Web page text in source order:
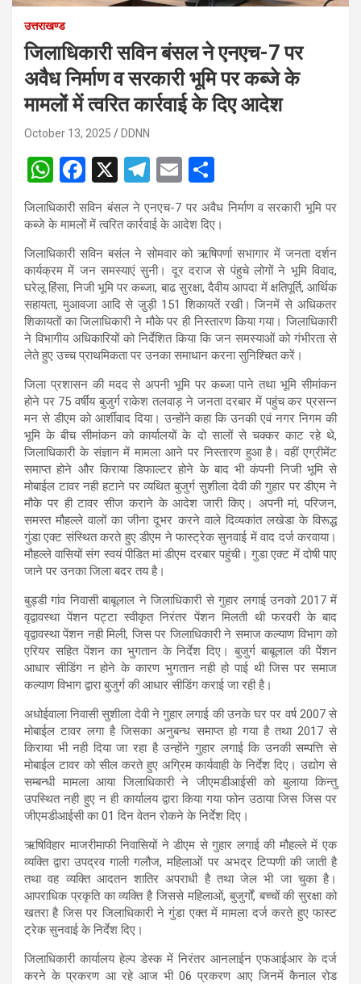
उत्तराखण्ड
जिलाधिकारी सविन बंसल ने एनएच-7 पर
अवैध निर्माण व सरकारी भूमि पर कब्जे के
मामलों में त्वरित कार्रवाई के दिए आदेश
October 13, 2025 DDNN
W
h
at
s
A
p
p
F
a
ce
b
o
o
k
X
T
el
e
gr
a
m
E
m
ail
h
ar
e
जिलाधिकारी सविन बंसल ने एनएच-7 पर अवैध निर्माण व सरकारी भूमि पर
कब्जे के मामलों में त्वरित कार्रवाई के आदेश दिए।
जिलाधिकारी सविन बसंल ने सोमवार को ऋषिपर्णा सभागार में जनता दर्शन
कार्यक्रम में जन समस्याएं सुनी। दूर दराज से पंहुचे लोगों ने भूमि विवाद,
घरेलू हिंसा, निजी भूमि पर कब्जा, बाढ सुरक्षा, दैवीय आपदा में क्षतिपूर्ति, आर्थिक
सहायता, मुआवजा आदि से जु़ड़ी 151 शिकायतें रखी। जिनमें से अधिकतर
शिकायतों का जिलाधिकारी ने मौके पर ही निस्तारण किया गया। जिलाधिकारी
ने विभागीय अधिकारियों को निर्देशित किया कि जन समस्याओं को गंभीरता से
लेते हुए उच्च प्राथमिकता पर उनका समाधान करना सुनिश्चित करें।
जिला प्रशासन की मदद से अपनी भूमि पर कब्जा पाने तथा भूमि सीमांकन
होने पर 75 वर्षीय बुजुर्ग राकेश तलवाड़ ने जनता दरबार में पहुंच कर प्रसन्न
मन से डीएम को आर्शीवाद दिया। उन्होंने कहा कि उनकी एवं नगर निगम की
भूमि के बीच सीमांकन को कार्यालयों के दो सालों से चक्कर काट रहे थे,
जिलाधिकारी के संज्ञान में मामला आने पर निस्तारण हुआ है। वहीं एग्रीमेंट
समाप्त होने और किराया डिफाल्टर होने के बाद भी कंपनी निजी भूमि से
मोबाईल टावर नही हटाने पर व्यथित बुजुर्ग सुशीला देवी की गुहार पर डीएम ने
मौके पर ही टावर सीज कराने के आदेश जारी किए। अपनी मां, परिजन,
समस्त मौहल्ले वालों का जीना दूभर करने वाले दिव्यकांत लखेडा के विरूद्ध
गुंडा एक्ट संस्थित करते हुए डीएम ने फास्ट्रेक सुनवाई में वाद दर्ज करवाया।
मौहल्ले वासियों संग स्वयं पीडित मां डीएम दरबार पहुंची। गुडा एक्ट में दोषी पाए
जाने पर उनका जिला बदर तय है।
बुड्डी गांव निवासी बाबूलाल ने जिलाधिकारी से गुहार लगाई उनको 2017 में
वृद्वावस्था पेंशन पट्टा स्वीकृत निरंतर पेंशन मिलती थी फरवरी के बाद
वृद्वावस्था पेंशन नही मिली, जिस पर जिलाधिकारी ने समाज कल्याण विभाग को
एरियर सहित पेंशन का भुगतान के निर्देश दिए। बुजुर्ग बाबूलाल की पेेंशन
आधार सीडिंग न होने के कारण भुगतान नही हो पाई थी जिस पर समाज
कल्याण विभाग द्वारा बुजुर्ग की आधार सीडिंग कराई जा रही है।
अधोईवाला निवासी सुशीला देवी ने गुहार लगाई की उनके घर पर वर्ष 2007 से
मोबाईल टावर लगा है जिसका अनुबन्ध समाप्त हो गया है तथा 2017 से
किराया भी नही दिया जा रहा है उन्होंने गुहार लगाई कि उनकी सम्पत्ति से
मोबाईल टावर को सील करते हुए अग्रिम कार्यवाही के निर्देश दिए। उद्योग से
सम्बन्धी मामला आया जिलाधिकारी ने जीएमडीआईसी को बुलाया किन्तु
उपस्थित नही हुए न ही कार्यालय द्वारा किया गया फोन उठाया जिस जिस पर
जीएमडीआईसी का 01 दिन वेतन रोकने के निर्देश दिए।
ऋषिविहार माजरीमाफी निवासियों ने डीएम से गुहार लगाई की मौहल्ले में एक
व्यक्ति द्वारा उपद्रव गाली गलौज, महिलाओं पर अभद्र टिप्पणी की जाती है
तथा वह व्यक्ति आदतन शातिर अपराधी है तथा जेल भी जा चुका है।
आपराधिक प्रकृति का व्यक्ति है जिससे महिलाओं, बुजुर्गों, बच्चों की सुरक्षा को
खतरा है जिस पर जिलाधिकारी ने गुंडा एक्त में मामला दर्ज करते हुए फास्ट
ट्रेक सुनवाई के निर्देश दिए।
जिलाधिकारी कार्यालय हेल्प डेस्क में निरंतर आनलाईन एफआईआर के दर्ज
करने के प्रकरण आ रहे आज भी 06 प्रकरण आए जिनमें कैनाल रोड